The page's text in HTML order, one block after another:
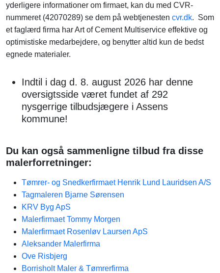
yderligere informationer om firmaet, kan du med CVR-
nummeret (42070289) se dem på webtjenesten cvr.dk. Som
et faglærd firma har Art of Cement Multiservice effektive og
optimistiske medarbejdere, og benytter altid kun de bedst
egnede materialer.
Indtil i dag d. 8. august 2026 har denne
oversigtsside været fundet af 292
nysgerrige tilbudsjægere i Assens
kommune!
Du kan også sammenligne tilbud fra disse
malerforretninger:
Tømrer- og Snedkerfirmaet Henrik Lund Lauridsen A/S
Tagmaleren Bjarne Sørensen
KRV Byg ApS
Malerfirmaet Tommy Morgen
Malerfirmaet Rosenløv Laursen ApS
Aleksander Malerfirma
Ove Risbjerg
Borrisholt Maler & Tømrerfirma